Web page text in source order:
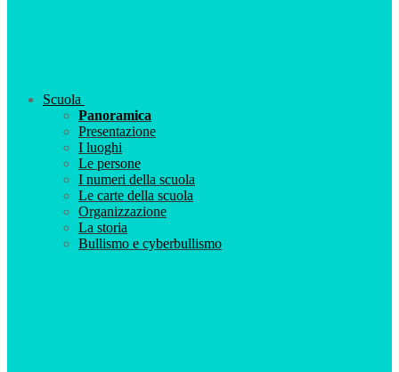
Scuola
Panoramica
Presentazione
I luoghi
Le persone
I numeri della scuola
Le carte della scuola
Organizzazione
La storia
Bullismo e cyberbullismo